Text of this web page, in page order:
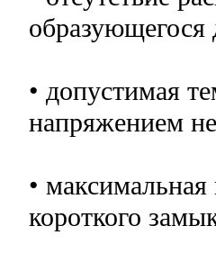
• допустимая
напряжением
•
короткого